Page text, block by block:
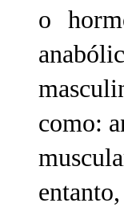
o
como: